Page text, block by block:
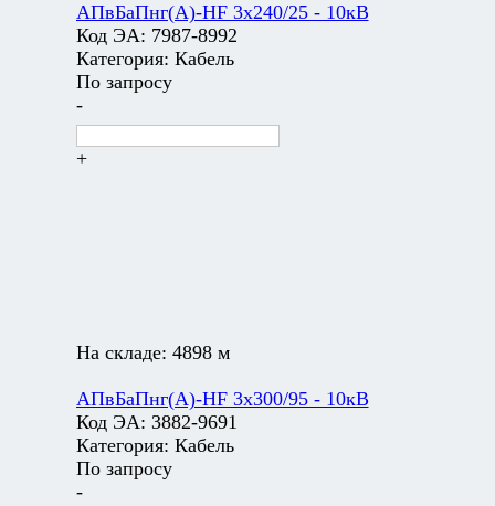
АПвБаПнг(А)-HF 3х240/25 - 10кВ
Код ЭА: 7987-8992
Категория: Кабель
По запросу
-
+
На складе: 4898 м
АПвБаПнг(А)-HF 3х300/95 - 10кВ
Код ЭА: 3882-9691
Категория: Кабель
По запросу
-